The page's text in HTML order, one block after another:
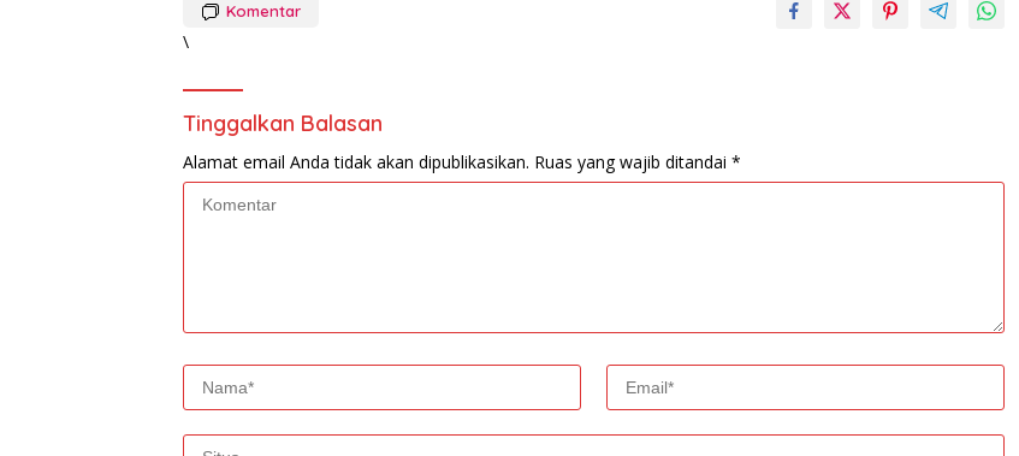
Komentar
\
Tinggalkan Balasan
Alamat email Anda tidak akan dipublikasikan. Ruas yang wajib ditandai *